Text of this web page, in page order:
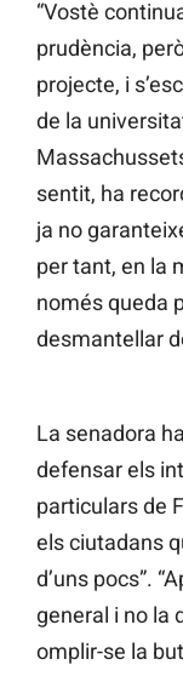
“Vostè
prudència,
projecte, i
de la
sentit, ha
ja no
per tant, en la
només queda
desmantellar
La senadora
defensar els
particulars de
els ciutadans
d’uns pocs”.
general i no la
omplir-se la